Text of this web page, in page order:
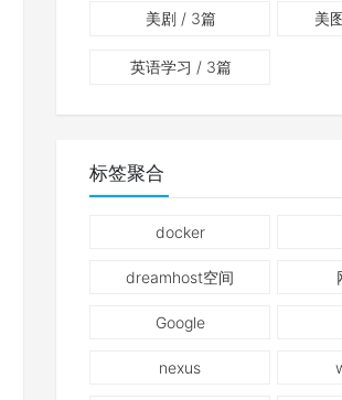
美剧 / 3篇 美
英语学习 / 3篇
标签聚合
docker
dreamhost空间
Google
nexus